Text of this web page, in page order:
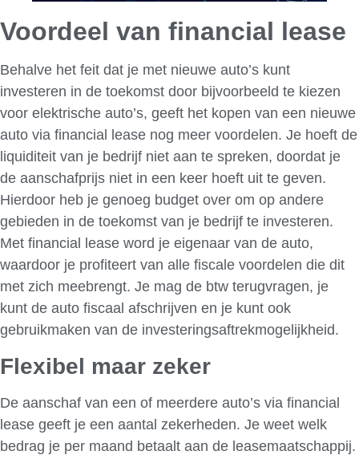
Voordeel van financial lease
Behalve het feit dat je met nieuwe auto’s kunt
investeren in de toekomst door bijvoorbeeld te kiezen
voor elektrische auto’s, geeft het kopen van een nieuwe
auto via financial lease nog meer voordelen. Je hoeft de
liquiditeit van je bedrijf niet aan te spreken, doordat je
de aanschafprijs niet in een keer hoeft uit te geven.
Hierdoor heb je genoeg budget over om op andere
gebieden in de toekomst van je bedrijf te investeren.
Met financial lease word je eigenaar van de auto,
waardoor je profiteert van alle fiscale voordelen die dit
met zich meebrengt. Je mag de btw terugvragen, je
kunt de auto fiscaal afschrijven en je kunt ook
gebruikmaken van de investeringsaftrekmogelijkheid.
Flexibel maar zeker
De aanschaf van een of meerdere auto’s via financial
lease geeft je een aantal zekerheden. Je weet welk
bedrag je per maand betaalt aan de leasemaatschappij.